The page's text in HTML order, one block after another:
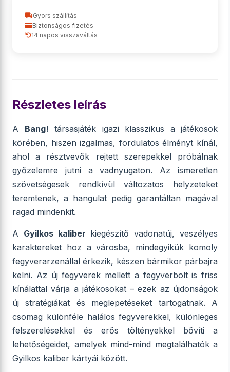
Gyors szállítás
Biztonságos fizetés
14 napos visszaváltás
Részletes leírás
A Bang! társasjáték igazi klasszikus a játékosok
körében, hiszen izgalmas, fordulatos élményt kínál,
ahol a résztvevők rejtett szerepekkel próbálnak
győzelemre jutni a vadnyugaton. Az ismeretlen
szövetségesek rendkívül változatos helyzeteket
teremtenek, a hangulat pedig garantáltan magával
ragad mindenkit.
A Gyilkos kaliber kiegészítő vadonatúj, veszélyes
karaktereket hoz a városba, mindegyikük komoly
fegyverarzenállal érkezik, készen bármikor párbajra
kelni. Az új fegyverek mellett a fegyverbolt is friss
kínálattal várja a játékosokat – ezek az újdonságok
új stratégiákat és meglepetéseket tartogatnak. A
csomag különféle halálos fegyverekkel, különleges
felszerelésekkel és erős töltényekkel bővíti a
lehetőségeidet, amelyek mind-mind megtalálhatók a
Gyilkos kaliber kártyái között.